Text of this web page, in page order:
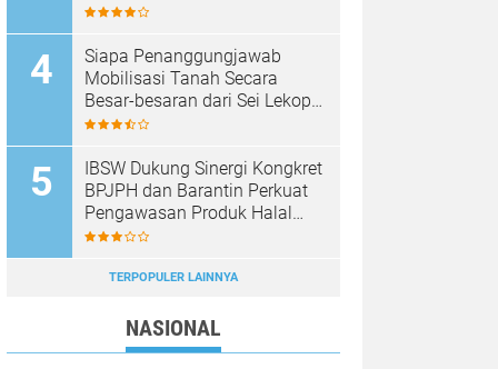
Siapa Penanggungjawab
Mobilisasi Tanah Secara
Besar-besaran dari Sei Lekop
ke Marina Sekupang Batam?
IBSW Dukung Sinergi Kongkret
BPJPH dan Barantin Perkuat
Pengawasan Produk Halal
Impor
TERPOPULER LAINNYA
NASIONAL